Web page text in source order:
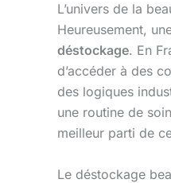
L’univers de la
Heureusement,
déstockage. En
d’accéder à des
des logiques
une routine de
meilleur parti de
Le déstockage